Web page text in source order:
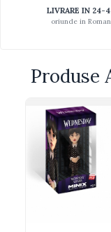
Vehicule de
LIVRARE IN 24-
oriunde in
Produse